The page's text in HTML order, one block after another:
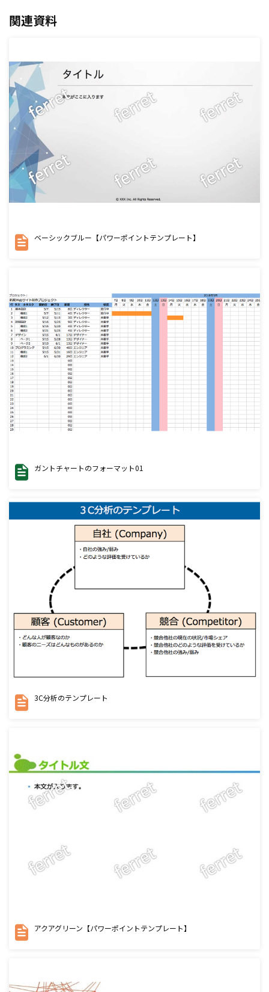
関連資料
ベーシックブルー【パワーポイントテンプレート】
ガントチャートのフォーマット01
3C分析のテンプレート
アクアグリーン【パワーポイントテンプレート】